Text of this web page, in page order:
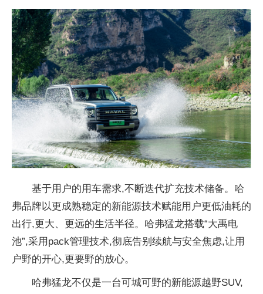
基于用户的用车需求,不断迭代扩充技术储备。哈
弗品牌以更成熟稳定的新能源技术赋能用户更低油耗的
出行,更大、更远的生活半径。哈弗猛龙搭载“大禹电
池”,采用pack管理技术,彻底告别续航与安全焦虑,让用
户野的开心,更要野的放心。
哈弗猛龙不仅是一台可城可野的新能源越野SUV,